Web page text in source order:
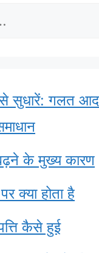
सुधारें: गलत
के मुख्य कारण
क्या होता है
कैसे हुई